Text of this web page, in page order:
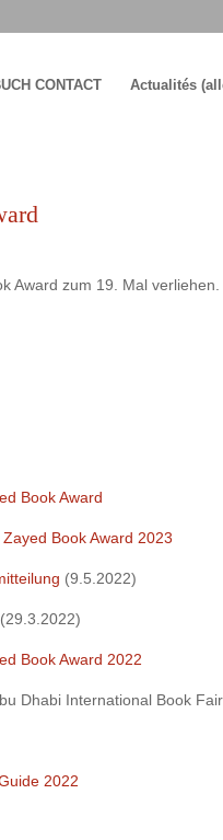
CONTACT Actualités
Award zum 19. Mal
Book Award
Zayed Book Award 2023
(9.5.2022)
(29.3.2022)
Book Award 2022
Dhabi International Book
2022